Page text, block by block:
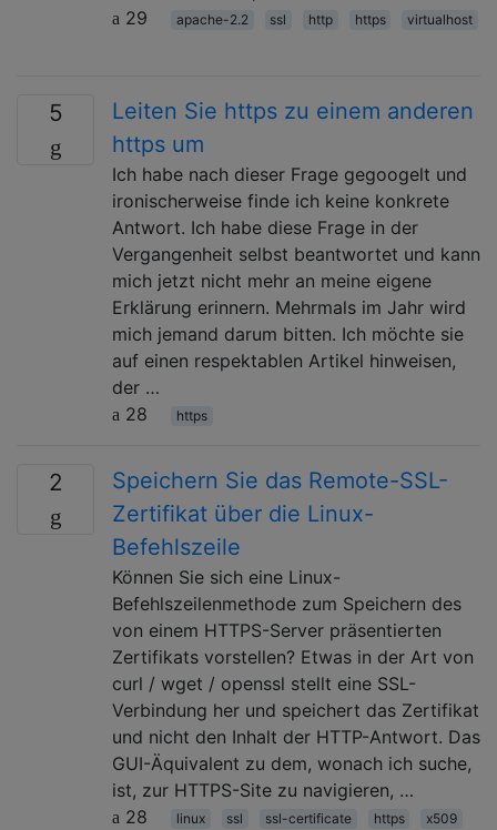
29
apache-2.2 ssl http https virtualhost
5
Leiten Sie https zu einem anderen
https um
Ich habe nach dieser Frage gegoogelt und
ironischerweise finde ich keine konkrete
Antwort. Ich habe diese Frage in der
Vergangenheit selbst beantwortet und kann
mich jetzt nicht mehr an meine eigene
Erklärung erinnern. Mehrmals im Jahr wird
mich jemand darum bitten. Ich möchte sie
auf einen respektablen Artikel hinweisen,
der …
28
https
2
Speichern Sie das Remote-SSL-
Zertifikat über die Linux-
Befehlszeile
Können Sie sich eine Linux-
Befehlszeilenmethode zum Speichern des
von einem HTTPS-Server präsentierten
Zertifikats vorstellen? Etwas in der Art von
curl / wget / openssl stellt eine SSL-
Verbindung her und speichert das Zertifikat
und nicht den Inhalt der HTTP-Antwort. Das
GUI-Äquivalent zu dem, wonach ich suche,
ist, zur HTTPS-Site zu navigieren, …
28
linux ssl ssl-certificate https x509